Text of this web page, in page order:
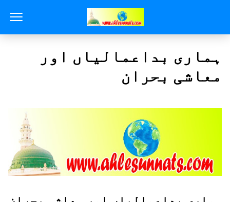
ہماری بداعمالیاں اور
معاشی بحران